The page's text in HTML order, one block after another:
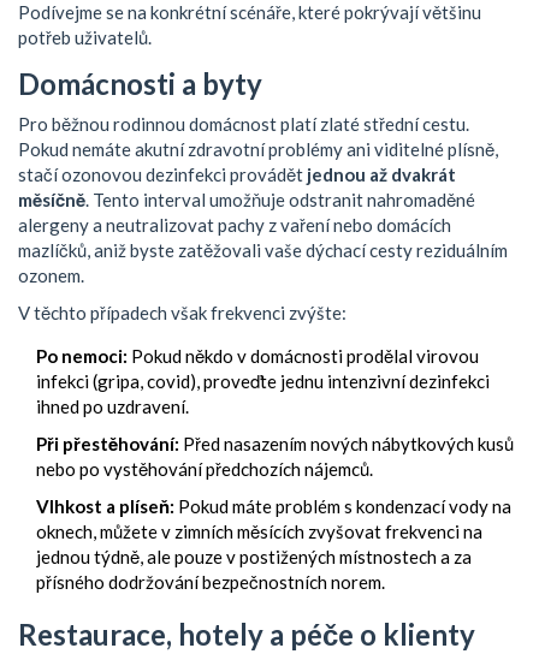
Podívejme se na konkrétní scénáře, které pokrývají většinu
potřeb uživatelů.
Domácnosti a byty
Pro běžnou rodinnou domácnost platí zlaté střední cestu.
Pokud nemáte akutní zdravotní problémy ani viditelné plísně,
stačí ozonovou dezinfekci provádět jednou až dvakrát
měsíčně. Tento interval umožňuje odstranit nahromaděné
alergeny a neutralizovat pachy z vaření nebo domácích
mazlíčků, aniž byste zatěžovali vaše dýchací cesty reziduálním
ozonem.
V těchto případech však frekvenci zvýšte:
Po nemoci: Pokud někdo v domácnosti prodělal virovou
infekci (gripa, covid), proveďte jednu intenzivní dezinfekci
ihned po uzdravení.
Při přestěhování: Před nasazením nových nábytkových kusů
nebo po vystěhování předchozích nájemců.
Vlhkost a plíseň: Pokud máte problém s kondenzací vody na
oknech, můžete v zimních měsících zvyšovat frekvenci na
jednou týdně, ale pouze v postižených místnostech a za
přísného dodržování bezpečnostních norem.
Restaurace, hotely a péče o klienty